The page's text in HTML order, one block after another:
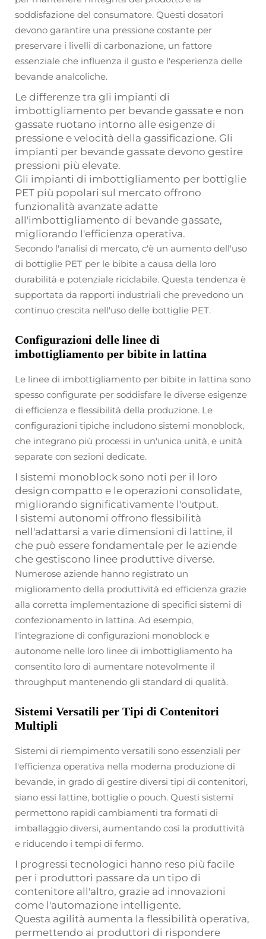
soddisfazione del consumatore. Questi dosatori
devono garantire una pressione costante per
preservare i livelli di carbonazione, un fattore
essenziale che influenza il gusto e l'esperienza delle
bevande analcoliche.
Le differenze tra gli impianti di
imbottigliamento per bevande gassate e non
gassate ruotano intorno alle esigenze di
pressione e velocità della gassificazione. Gli
impianti per bevande gassate devono gestire
pressioni più elevate.
Gli impianti di imbottigliamento per bottiglie
PET più popolari sul mercato offrono
funzionalità avanzate adatte
all'imbottigliamento di bevande gassate,
migliorando l'efficienza operativa.
Secondo l'analisi di mercato, c'è un aumento dell'uso
di bottiglie PET per le bibite a causa della loro
durabilità e potenziale riciclabile. Questa tendenza è
supportata da rapporti industriali che prevedono un
continuo crescita nell'uso delle bottiglie PET.
Configurazioni delle linee di
imbottigliamento per bibite in lattina
Le linee di imbottigliamento per bibite in lattina sono
spesso configurate per soddisfare le diverse esigenze
di efficienza e flessibilità della produzione. Le
configurazioni tipiche includono sistemi monoblock,
che integrano più processi in un'unica unità, e unità
separate con sezioni dedicate.
I sistemi monoblock sono noti per il loro
design compatto e le operazioni consolidate,
migliorando significativamente l'output.
I sistemi autonomi offrono flessibilità
nell'adattarsi a varie dimensioni di lattine, il
che può essere fondamentale per le aziende
che gestiscono linee produttive diverse.
Numerose aziende hanno registrato un
miglioramento della produttività ed efficienza grazie
alla corretta implementazione di specifici sistemi di
confezionamento in lattina. Ad esempio,
l'integrazione di configurazioni monoblock e
autonome nelle loro linee di imbottigliamento ha
consentito loro di aumentare notevolmente il
throughput mantenendo gli standard di qualità.
Sistemi Versatili per Tipi di Contenitori
Multipli
Sistemi di riempimento versatili sono essenziali per
l'efficienza operativa nella moderna produzione di
bevande, in grado di gestire diversi tipi di contenitori,
siano essi lattine, bottiglie o pouch. Questi sistemi
permettono rapidi cambiamenti tra formati di
imballaggio diversi, aumentando così la produttività
e riducendo i tempi di fermo.
I progressi tecnologici hanno reso più facile
per i produttori passare da un tipo di
contenitore all'altro, grazie ad innovazioni
come l'automazione intelligente.
Questa agilità aumenta la flessibilità operativa,
permettendo ai produttori di rispondere